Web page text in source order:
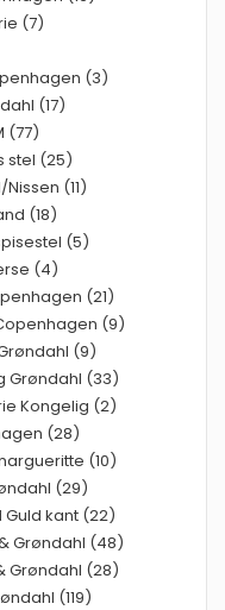
(7)
(3)
(17)
(77)
stel (25)
(11)
(18)
(5)
(4)
(21)
(9)
(9)
Grøndahl (33)
Kongelig (2)
(28)
(10)
(29)
kant (22)
Grøndahl (48)
Grøndahl (28)
(119)